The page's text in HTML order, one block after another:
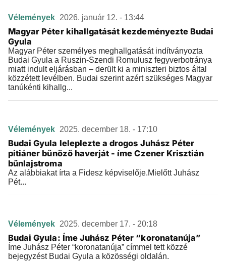
Vélemények 2026. január 12. - 13:44
Magyar Péter kihallgatását kezdeményezte Budai
Gyula
Magyar Péter személyes meghallgatását indítványozta
Budai Gyula a Ruszin-Szendi Romulusz fegyverbotránya
miatt indult eljárásban – derült ki a miniszteri biztos által
közzétett levélben. Budai szerint azért szükséges Magyar
tanúkénti kihallg...
Vélemények 2025. december 18. - 17:10
Budai Gyula leleplezte a drogos Juhász Péter
pitiáner bűnöző haverját - íme Czener Krisztián
bűnlajstroma
Az alábbiakat írta a Fidesz képviselője.Mielőtt Juhász
Pét...
Vélemények 2025. december 17. - 20:18
Budai Gyula: Íme Juhász Péter “koronatanúja”
Íme Juhász Péter “koronatanúja” címmel tett közzé
bejegyzést Budai Gyula a közösségi oldalán.